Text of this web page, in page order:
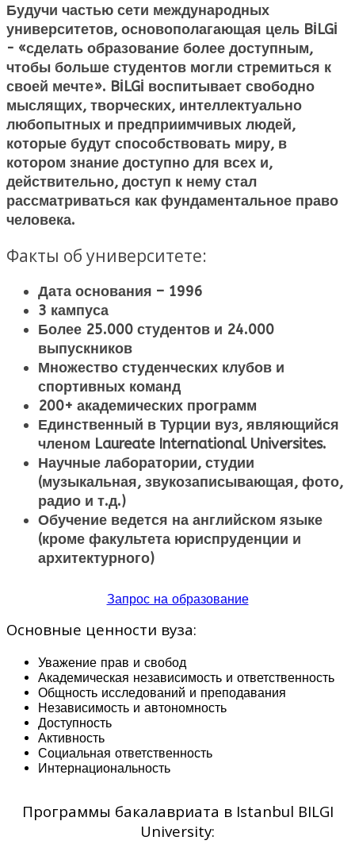
Будучи частью сети международных
университетов, основополагающая цель BİLGİ
- «сделать образование более доступным,
чтобы больше студентов могли стремиться к
своей мечте». BİLGİ воспитывает свободно
мыслящих, творческих, интеллектуально
любопытных и предприимчивых людей,
которые будут способствовать миру, в
котором знание доступно для всех и,
действительно, доступ к нему стал
рассматриваться как фундаментальное право
человека.
Факты об университете:
Дата основания – 1996
3 кампуса
Более 25.000 студентов и 24.000
выпускников
Множество студенческих клубов и
спортивных команд
200+ академических программ
Единственный в Турции вуз, являющийся
членом Laureate International Universites.
Научные лаборатории, студии
(музыкальная, звукозаписывающая, фото,
радио и т.д.)
Обучение ведется на английском языке
(кроме факультета юриспруденции и
архитектурного)
Запрос на образование
Основные ценности вуза:
Уважение прав и свобод
Академическая независимость и ответственность
Общность исследований и преподавания
Независимость и автономность
Доступность
Активность
Социальная ответственность
Интернациональность
Программы бакалавриата в Istanbul BILGI
University: